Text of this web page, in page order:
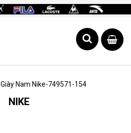
Giày Nam Nike-749571-154
NIKE